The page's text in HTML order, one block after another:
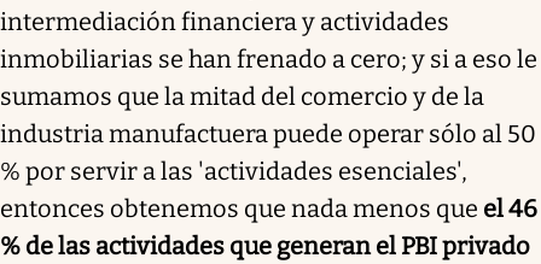
intermediación financiera y actividades
inmobiliarias se han frenado a cero; y si a eso le
sumamos que la mitad del comercio y de la
industria manufactuera puede operar sólo al 50
% por servir a las 'actividades esenciales',
entonces obtenemos que nada menos que el 46
% de las actividades que generan el PBI privado